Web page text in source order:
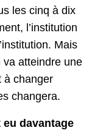
les cinq à dix
l’institution
Mais
atteindre une
à changer
changera.
eu davantage